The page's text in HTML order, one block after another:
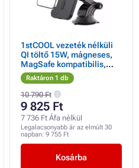
1stCOOL vezeték nélküli
QI töltő 15W, mágneses,
MagSafe kompatibilis,
fekete
Raktáron 1 db
10 790 Ft
9 825 Ft
7 736 Ft Áfa nélkül
Legalacsonyabb ár az elmúlt 30
napban: 9 755 Ft
Kosárba